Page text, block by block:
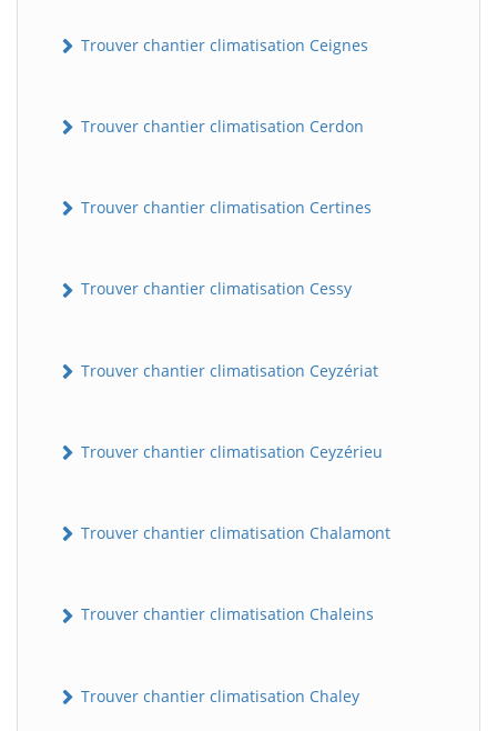
Trouver chantier climatisation Ceignes
Trouver chantier climatisation Cerdon
Trouver chantier climatisation Certines
Trouver chantier climatisation Cessy
Trouver chantier climatisation Ceyzériat
Trouver chantier climatisation Ceyzérieu
Trouver chantier climatisation Chalamont
Trouver chantier climatisation Chaleins
Trouver chantier climatisation Chaley